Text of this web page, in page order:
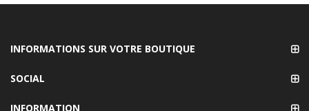
INFORMATIONS SUR VOTRE BOUTIQUE
SOCIAL
INFORMATION